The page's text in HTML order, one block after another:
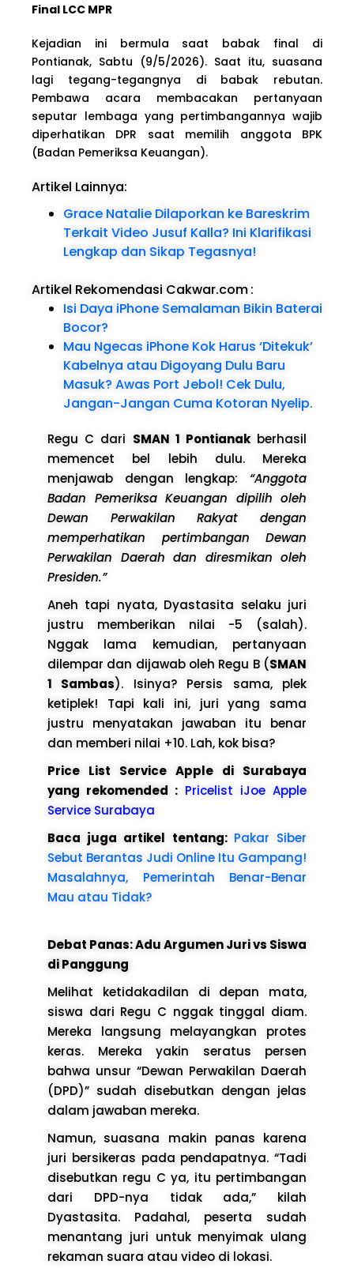
Final LCC MPR
Kejadian ini bermula saat babak final di
Pontianak, Sabtu (9/5/2026). Saat itu, suasana
lagi tegang-tegangnya di babak rebutan.
Pembawa acara membacakan pertanyaan
seputar lembaga yang pertimbangannya wajib
diperhatikan DPR saat memilih anggota BPK
(Badan Pemeriksa Keuangan).
Artikel Lainnya:
Grace Natalie Dilaporkan ke Bareskrim
Terkait Video Jusuf Kalla? Ini Klarifikasi
Lengkap dan Sikap Tegasnya!
Artikel Rekomendasi Cakwar.com:
Isi Daya iPhone Semalaman Bikin Baterai
Bocor?
Mau Ngecas iPhone Kok Harus ‘Ditekuk’
Kabelnya atau Digoyang Dulu Baru
Masuk? Awas Port Jebol! Cek Dulu,
Jangan-Jangan Cuma Kotoran Nyelip.
Regu C dari SMAN 1 Pontianakberhasil
memencet bel lebih dulu. Mereka
menjawab dengan lengkap: “Anggota
Badan Pemeriksa Keuangan dipilih oleh
Dewan Perwakilan Rakyat dengan
memperhatikan pertimbangan Dewan
Perwakilan Daerah dan diresmikan oleh
Presiden.”
Aneh tapi nyata, Dyastasita selaku juri
justru memberikan nilai -5 (salah).
Nggak lama kemudian, pertanyaan
dilempar dan dijawab oleh Regu B (SMAN
1 Sambas). Isinya? Persis sama, plek
ketiplek! Tapi kali ini, juri yang sama
justru menyatakan jawaban itu benar
dan memberi nilai +10. Lah, kok bisa?
Price List Service Apple di Surabaya
yang rekomended : Pricelist iJoe Apple
Service Surabaya
Baca juga artikel tentang: Pakar Siber
Sebut Berantas Judi Online Itu Gampang!
Masalahnya, Pemerintah Benar-Benar
Mau atau Tidak?
Debat Panas: Adu Argumen Juri vs Siswa
di Panggung
Melihat ketidakadilan di depan mata,
siswa dari Regu C nggak tinggal diam.
Mereka langsung melayangkan protes
keras. Mereka yakin seratus persen
bahwa unsur “Dewan Perwakilan Daerah
(DPD)” sudah disebutkan dengan jelas
dalam jawaban mereka.
Namun, suasana makin panas karena
juri bersikeras pada pendapatnya. “Tadi
disebutkan regu C ya, itu pertimbangan
dari DPD-nya tidak ada,” kilah
Dyastasita. Padahal, peserta sudah
menantang juri untuk menyimak ulang
rekaman suara atau video di lokasi.